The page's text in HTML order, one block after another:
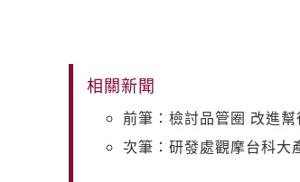
相關新聞
前筆：檢討品管圈 改進幫
次筆：研發處觀摩台科大